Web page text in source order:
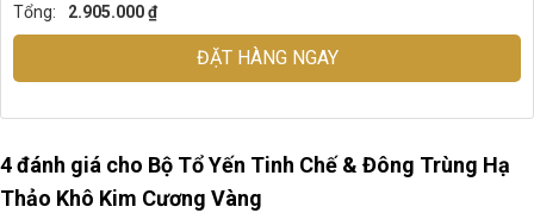
Tổng: 2.905.000 ₫
ĐẶT HÀNG NGAY
4 đánh giá cho Bộ Tổ Yến Tinh Chế & Đông Trùng Hạ
Thảo Khô Kim Cương Vàng